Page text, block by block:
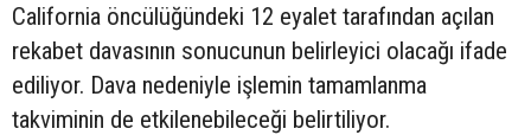
California öncülüğündeki 12 eyalet tarafından açılan
rekabet davasının sonucunun belirleyici olacağı ifade
ediliyor. Dava nedeniyle işlemin tamamlanma
takviminin de etkilenebileceği belirtiliyor.